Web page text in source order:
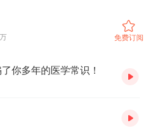
又有料
音箱等奖品
dalishi404
免费订阅
你多年的医学常识！